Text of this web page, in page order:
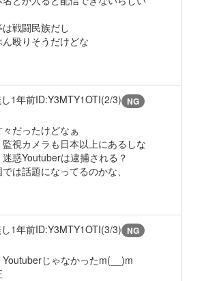
戦闘民族だし
殴りそうだけどな
1年前ID:Y3MTY1OTI(2/3) NG
だったけどなぁ
視カメラも日本以上にあるしな
惑Youtuberは逮捕される？
は話題になってるのかな、
1年前ID:Y3MTY1OTI(3/3) NG
Youtuberじゃなかったm(__)m